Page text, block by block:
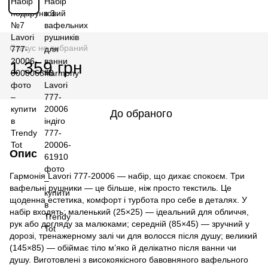
Статус не вибраний
1 359 грн
До обраного
Опис
Гармонія Lavori 777-20006 — набір, що дихає спокоєм. Три
вафельні рушники — це більше, ніж просто текстиль. Це
щоденна естетика, комфорт і турбота про себе в деталях. У
набір входять: маленький (25×25) — ідеальний для обличчя,
рук або догляду за малюками; середній (85×45) — зручний у
дорозі, тренажерному залі чи для волосся після душу; великий
(145×85) — обіймає тіло м’яко й делікатно після ванни чи
душу. Виготовлені з високоякісного бавовняного вафельного